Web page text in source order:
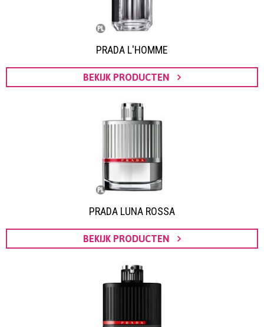
PRADA L'HOMME
BEKIJK PRODUCTEN
PRADA LUNA ROSSA
BEKIJK PRODUCTEN